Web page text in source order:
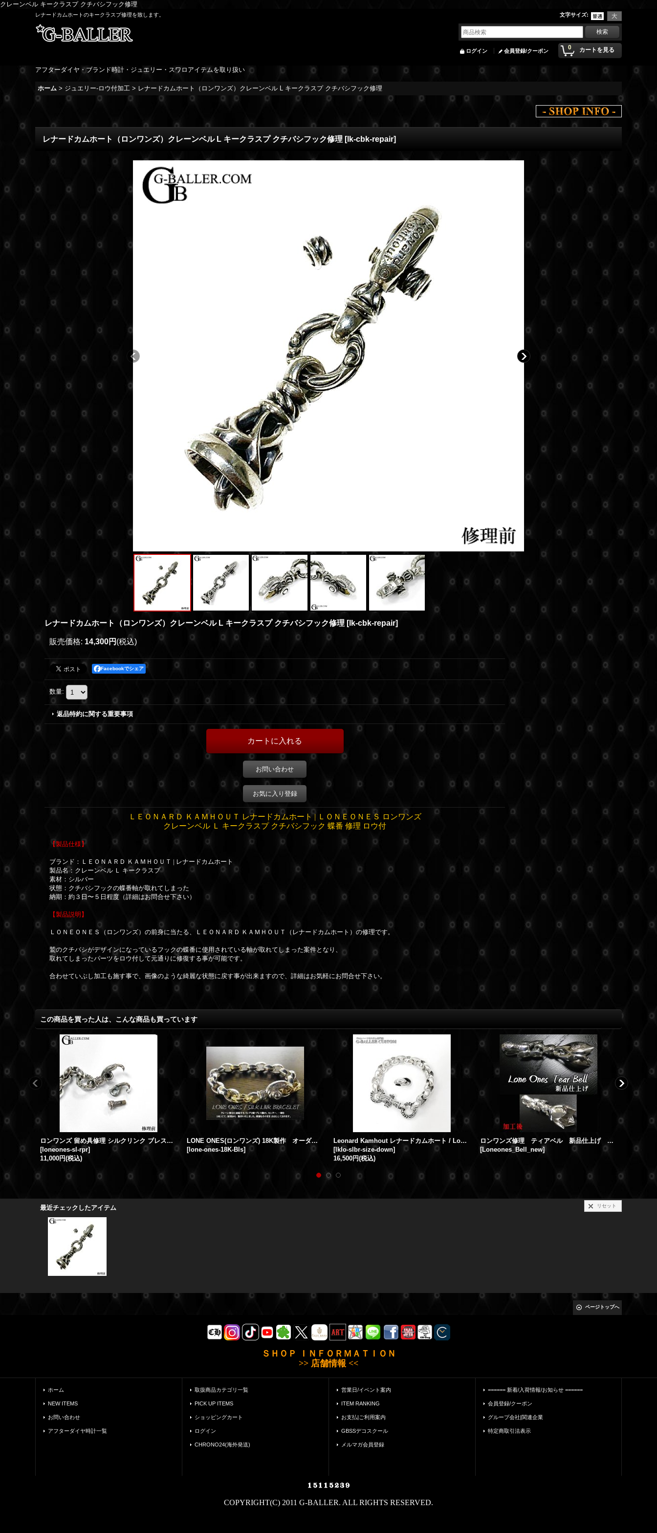
クレーンベル キークラスプ クチバシフック修理
レナードカムホートのキークラスプ修理を致します。 文字サイズ:
0 カートを見る
ログイン 会員登録/クーポン
アフターダイヤ・ブランド時計・ジュエリー・スワロアイテムを取り扱い
ホーム > ジュエリー-ロウ付加工 > レナードカムホート（ロンワンズ）クレーンベル L キークラスプ クチバシフック修理
レナードカムホート（ロンワンズ）クレーンベル L キークラスプ クチバシフック修理 [lk-cbk-repair]
レナードカムホート（ロンワンズ）クレーンベル L キークラスプ クチバシフック修理 [lk-cbk-repair]
販売価格: 14,300円 (税込)
Facebookでシェア
数量:
返品特約に関する重要事項
お問い合わせ
お気に入り登録
ＬＥＯＮＡＲＤ ＫＡＭＨＯＵＴ レナードカムホート | ＬＯＮＥＯＮＥＳ ロンワンズ
クレーンベル Ｌ キークラスプ クチバシフック 蝶番 修理 ロウ付
【製品仕様】
ブランド： ＬＥＯＮＡＲＤ ＫＡＭＨＯＵＴ | レナードカムホート
製品名：クレーンベル Ｌ キークラスプ
素材：シルバー
状態：クチバシフックの蝶番軸が取れてしまった
納期：約３日〜５日程度（詳細はお問合せ下さい）
【製品説明】
ＬＯＮＥＯＮＥＳ（ロンワンズ）の前身に当たる、 ＬＥＯＮＡＲＤ ＫＡＭＨＯＵＴ（レナードカムホート）の修理です。
鷲のクチバシがデザインになっているフックの蝶番に使用されている軸が取れてしまった案件となり、
取れてしまったパーツをロウ付して元通りに修復する事が可能です。
合わせていぶし加工も施す事で、画像のような綺麗な状態に戻す事が出来ますので、詳細はお気軽にお問合せ下さい。
この商品を買った人は、こんな商品も買っています
ロンワンズ 留め具修理 シルクリンク ブレスレット クラスプ修理 留め具修理
[loneones-sl-rpr]
11,000円(税込)
LONE ONES(ロンワンズ) 18K製作 オーダーメイド スペシャルオーダー SILK LINK BRACELET（シルクリンクブレスレット）カムホート
[lone-ones-18K-Bls]
Leonard Kamhout レナードカムホート / Lone Ones ロンワンズ サイズ直し コマ詰め 2コマ抜き シルクリンクブレスレット/ミディアム w/クレーンサークル
[lklo-slbr-size-down]
16,500円(税込)
ロンワンズ修理 ティアベル 新品仕上げ 錆とり、燻し加工 カスタム いぶし
[Loneones_Bell_new] lone-
最近チェックしたアイテム リセット
ページトップへ
ＳＨＯＰ ＩＮＦＯＲＭＡＴＩＯＮ
>> 店舗情報 <<
ホーム
NEW ITEMS
お問い合わせ
アフターダイヤ時計一覧
取扱商品カテゴリ一覧
PICK UP ITEMS
ショッピングカート
ログイン
CHRONO24(海外発送)
営業日/イベント案内
ITEM RANKING
お支払|ご利用案内
GBSSデコスクール
メルマガ会員登録
====== 新着/入荷情報/お知らせ ======
会員登録/クーポン
グループ会社|関連企業
特定商取引法表示
COPYRIGHT(C) 2011 G-BALLER. ALL RIGHTS RESERVED.